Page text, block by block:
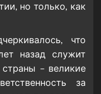
но только, как
что
назад служит
– великие
за